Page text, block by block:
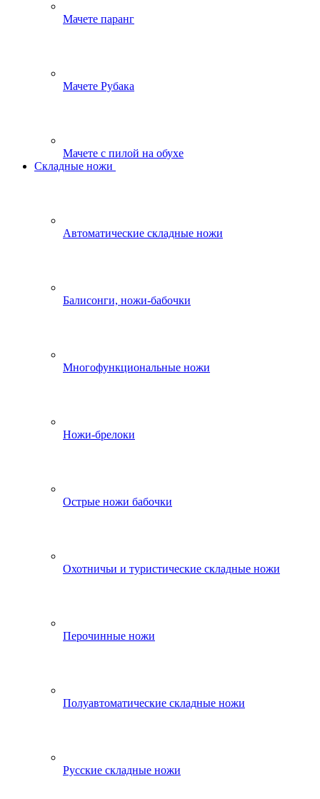
Мачете паранг
Мачете Рубака
Мачете с пилой на обухе
Складные ножи
Автоматические складные ножи
Балисонги, ножи-бабочки
Многофункциональные ножи
Ножи-брелоки
Острые ножи бабочки
Охотничьи и туристические складные ножи
Перочинные ножи
Полуавтоматические складные ножи
Русские складные ножи